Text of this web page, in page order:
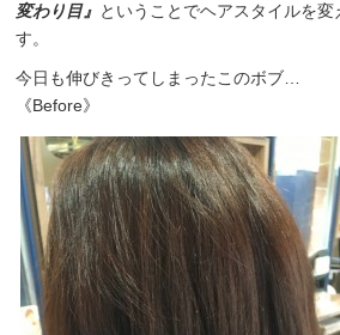
変わり目』 ということでヘアスタイルを
す。
今日も伸びきってしまったこのボブ…
《Before》